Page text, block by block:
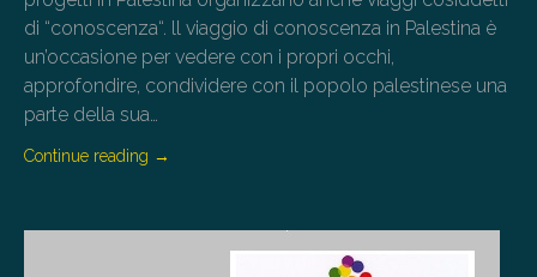
di “conoscenza“. ll viaggio di conoscenza in Palestina è
un’occasione per vedere con i propri occhi,
approfondire, condividere con il popolo palestinese una
parte della sua…
Continue reading →